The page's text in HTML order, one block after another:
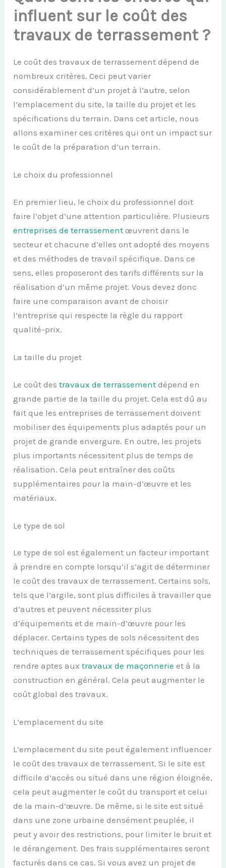
influent sur le coût des
travaux de terrassement ?
Le coût des travaux de terrassement dépend de
nombreux critères. Ceci peut varier
considérablement d’un projet à l’autre, selon
l’emplacement du site, la taille du projet et les
spécifications du terrain. Dans cet article, nous
allons examiner ces critères qui ont un impact sur
le coût de la préparation d’un terrain.
Le choix du professionnel
En premier lieu, le choix du professionnel doit
faire l’objet d’une attention particulière. Plusieurs
entreprises de terrassement œuvrent dans le
secteur et chacune d’elles ont adopté des moyens
et des méthodes de travail spécifique. Dans ce
sens, elles proposeront des tarifs différents sur la
réalisation d’un même projet. Vous devez donc
faire une comparaison avant de choisir
l’entreprise qui respecte la règle du rapport
qualité-prix.
La taille du projet
Le coût destravaux de terrassement dépend en
grande partie de la taille du projet. Cela est dû au
fait que les entreprises de terrassement doivent
mobiliser des équipements plus adaptés pour un
projet de grande envergure. En outre, les projets
plus importants nécessitent plus de temps de
réalisation. Cela peut entraîner des coûts
supplémentaires pour la main-d’œuvre et les
matériaux.
Le type de sol
Le type de sol est également un facteur important
à prendre en compte lorsqu’il s’agit de déterminer
le coût des travaux de terrassement. Certains sols,
tels que l’argile, sont plus difficiles à travailler que
d’autres et peuvent nécessiter plus
d’équipements et de main-d’œuvre pour les
déplacer. Certains types de sols nécessitent des
techniques de terrassement spécifiques pour les
rendre aptes auxtravaux de maçonnerie et à la
construction en général. Cela peut augmenter le
coût global des travaux.
L’emplacement du site
L’emplacement du site peut également influencer
le coût des travaux de terrassement. Si le site est
difficile d’accès ou situé dans une région éloignée,
cela peut augmenter le coût du transport et celui
de la main-d’œuvre. De même, si le site est situé
dans une zone urbaine densément peuplée, il
peut y avoir des restrictions, pour limiter le bruit et
le dérangement. Des frais supplémentaires seront
facturés dans ce cas. Si vous avez un projet de